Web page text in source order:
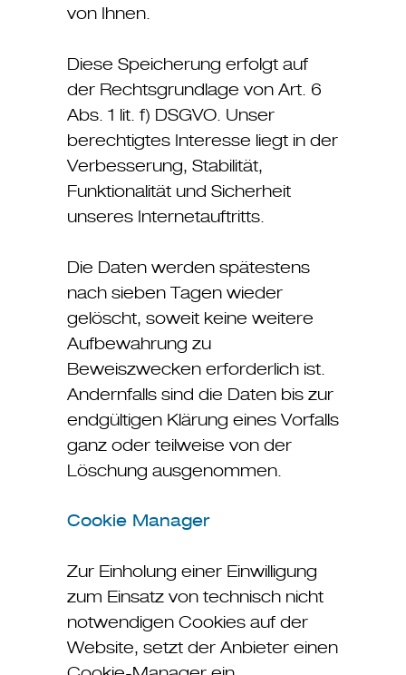
von Ihnen.
Diese Speicherung erfolgt auf
der Rechtsgrundlage von Art. 6
Abs. 1 lit. f) DSGVO. Unser
berechtigtes Interesse liegt in der
Verbesserung, Stabilität,
Funktionalität und Sicherheit
unseres Internetauftritts.
Die Daten werden spätestens
nach sieben Tagen wieder
gelöscht, soweit keine weitere
Aufbewahrung zu
Beweiszwecken erforderlich ist.
Andernfalls sind die Daten bis zur
endgültigen Klärung eines Vorfalls
ganz oder teilweise von der
Löschung ausgenommen.
Cookie Manager
Zur Einholung einer Einwilligung
zum Einsatz von technisch nicht
notwendigen Cookies auf der
Website, setzt der Anbieter einen